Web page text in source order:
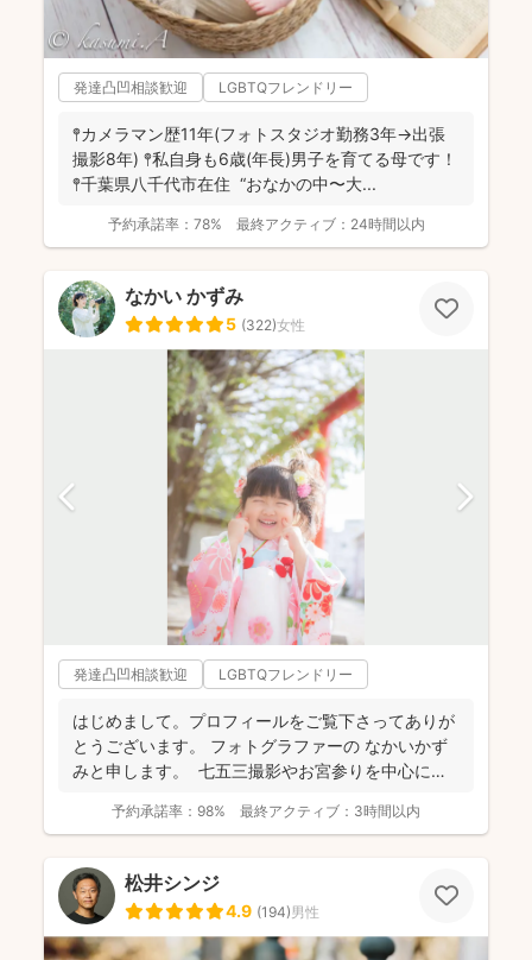
発達凸凹相談歓迎 LGBTQフレンドリー
𖤣カメラマン歴11年(フォトスタジオ勤務3年→出張
撮影8年) 𖤣私自身も6歳(年長)男子を育てる母です！
𖤣千葉県八千代市在住 “おなかの中〜大...
予約承諾率： 78% 最終アクティブ： 24時間以内
なかい かずみ
5 (322)女性
発達凸凹相談歓迎 LGBTQフレンドリー
はじめまして。プロフィールをご覧下さってありが
とうございます。 フォトグラファーの なかいかず
みと申します。 七五三撮影やお宮参りを中心に家
予約承諾率： 98% 最終アクティブ： 3時間以内
松井シンジ
4.9 (194)男性